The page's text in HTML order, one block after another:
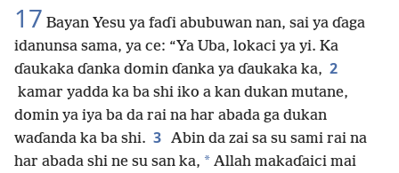
17 Bayan Yesu ya faɗi abubuwan nan, sai ya ɗaga
idanunsa sama, ya ce: “Ya Uba, lokaci ya yi. Ka
ɗaukaka ɗanka domin ɗanka ya ɗaukaka ka, 2
kamar yadda ka ba shi iko a kan dukan mutane,
domin ya iya ba da rai na har abada ga dukan
waɗanda ka ba shi. 3 Abin da zai sa su sami rai na
har abada shi ne su san ka, * Allah makaɗaici mai